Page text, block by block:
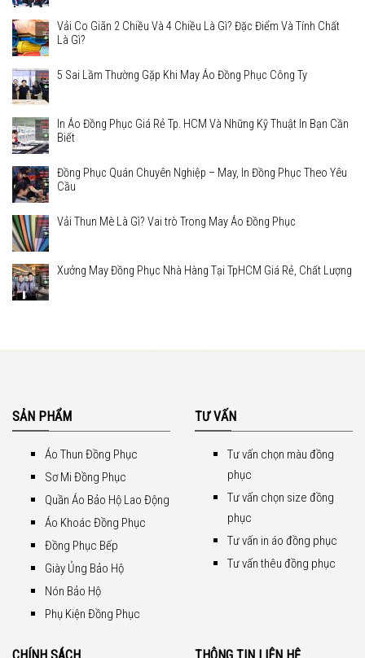
Vải Co Giãn 2 Chiều Và 4 Chiều Là Gì? Đặc Điểm Và Tính Chất
Là Gì?
5 Sai Lầm Thường Gặp Khi May Áo Đồng Phục Công Ty
In Áo Đồng Phục Giá Rẻ Tp. HCM Và Những Kỹ Thuật In Bạn Cần
Biết
Đồng Phục Quán Chuyên Nghiệp – May, In Đồng Phục Theo Yêu
Cầu
Vải Thun Mè Là Gì? Vai trò Trong May Áo Đồng Phục
Xưởng May Đồng Phục Nhà Hàng Tại TpHCM Giá Rẻ, Chất Lượng
SẢN PHẨM
Áo Thun Đồng Phục
Sơ Mi Đồng Phục
Quần Áo Bảo Hộ Lao Động
Áo Khoác Đồng Phục
Đồng Phục Bếp
Giày Ủng Bảo Hộ
Nón Bảo Hộ
Phụ Kiện Đồng Phục
TƯ VẤN
Tư vấn chọn màu đồng
phục
Tư vấn chọn size đồng
phục
Tư vấn in áo đồng phục
Tư vấn thêu đồng phục